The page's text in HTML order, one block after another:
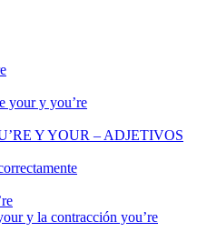
your y you’re
Y YOUR – ADJETIVOS
y la contracción you’re